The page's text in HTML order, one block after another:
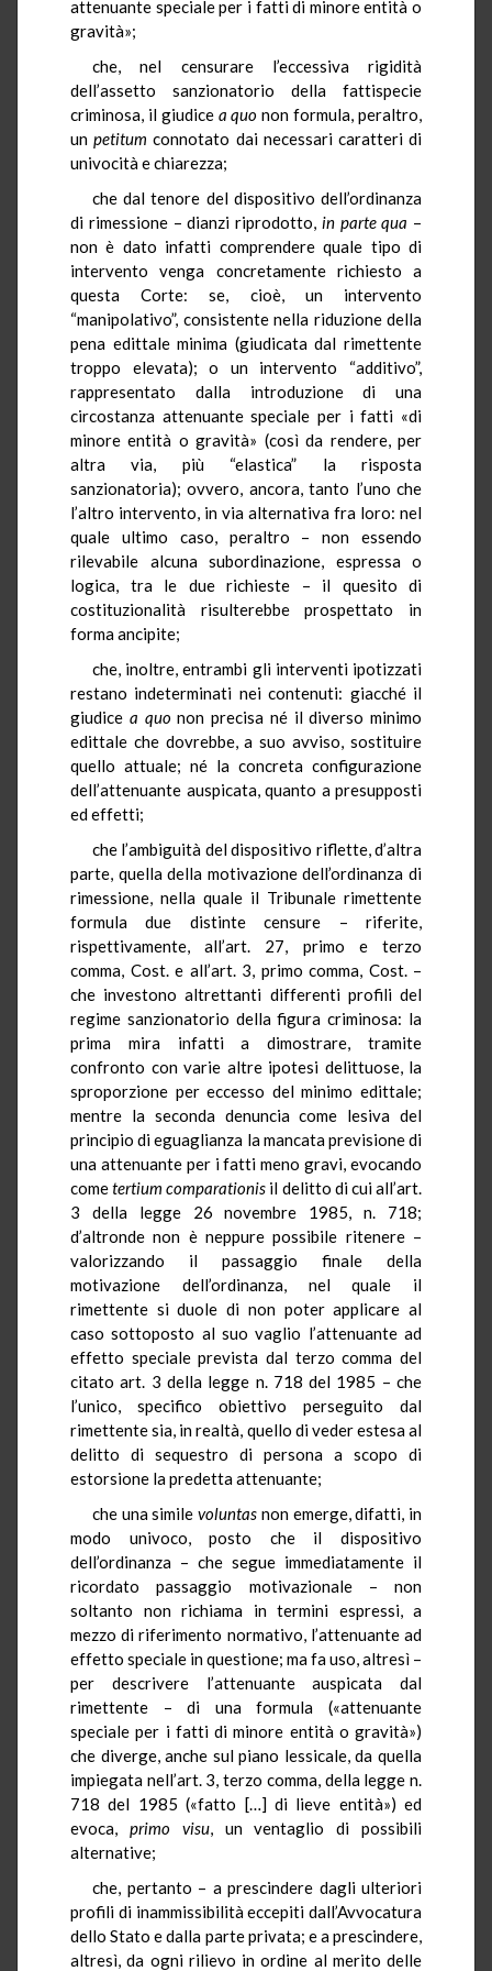
attenuante speciale per i fatti di minore entità o
gravità»;
che, nel censurare l’eccessiva rigidità
dell’assetto sanzionatorio della fattispecie
criminosa, il giudice a quonon formula, peraltro,
unpetitumconnotato dai necessari caratteri di
univocità e chiarezza;
che dal tenore del dispositivo dell’ordinanza
di rimessione – dianzi riprodotto, in parte qua –
non è dato infatti comprendere quale tipo di
intervento venga concretamente richiesto a
questa Corte: se, cioè, un intervento
“manipolativo”, consistente nella riduzione della
pena edittale minima (giudicata dal rimettente
troppo elevata); o un intervento “additivo”,
rappresentato dalla introduzione di una
circostanza attenuante speciale per i fatti «di
minore entità o gravità» (così da rendere, per
altra via, più “elastica” la risposta
sanzionatoria); ovvero, ancora, tanto l’uno che
l’altro intervento, in via alternativa fra loro: nel
quale ultimo caso, peraltro – non essendo
rilevabile alcuna subordinazione, espressa o
logica, tra le due richieste – il quesito di
costituzionalità risulterebbe prospettato in
forma ancipite;
che, inoltre, entrambi gli interventi ipotizzati
restano indeterminati nei contenuti: giacché il
giudice a quonon precisa né il diverso minimo
edittale che dovrebbe, a suo avviso, sostituire
quello attuale; né la concreta configurazione
dell’attenuante auspicata, quanto a presupposti
ed effetti;
che l’ambiguità del dispositivo riflette, d’altra
parte, quella della motivazione dell’ordinanza di
rimessione, nella quale il Tribunale rimettente
formula due distinte censure – riferite,
rispettivamente, all’art. 27, primo e terzo
comma, Cost. e all’art. 3, primo comma, Cost. –
che investono altrettanti differenti profili del
regime sanzionatorio della figura criminosa: la
prima mira infatti a dimostrare, tramite
confronto con varie altre ipotesi delittuose, la
sproporzione per eccesso del minimo edittale;
mentre la seconda denuncia come lesiva del
principio di eguaglianza la mancata previsione di
una attenuante per i fatti meno gravi, evocando
cometertium comparationis il delitto di cui all’art.
3 della legge 26 novembre 1985, n. 718;
d’altronde non è neppure possibile ritenere –
valorizzando il passaggio finale della
motivazione dell’ordinanza, nel quale il
rimettente si duole di non poter applicare al
caso sottoposto al suo vaglio l’attenuante ad
effetto speciale prevista dal terzo comma del
citato art. 3 della legge n. 718 del 1985 – che
l’unico, specifico obiettivo perseguito dal
rimettente sia, in realtà, quello di veder estesa al
delitto di sequestro di persona a scopo di
estorsione la predetta attenuante;
che una similevoluntas non emerge, difatti, in
modo univoco, posto che il dispositivo
dell’ordinanza – che segue immediatamente il
ricordato passaggio motivazionale – non
soltanto non richiama in termini espressi, a
mezzo di riferimento normativo, l’attenuante ad
effetto speciale in questione; ma fa uso, altresì –
per descrivere l’attenuante auspicata dal
rimettente – di una formula («attenuante
speciale per i fatti di minore entità o gravità»)
che diverge, anche sul piano lessicale, da quella
impiegata nell’art. 3, terzo comma, della legge n.
718 del 1985 («fatto […] di lieve entità») ed
evoca, primo visu, un ventaglio di possibili
alternative;
che, pertanto – a prescindere dagli ulteriori
profili di inammissibilità eccepiti dall’Avvocatura
dello Stato e dalla parte privata; e a prescindere,
altresì, da ogni rilievo in ordine al merito delle